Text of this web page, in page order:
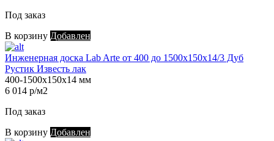
Под заказ
В корзину Добавлен
Инженерная доска Lab Arte от 400 до 1500х150х14/3 Дуб
Рустик Известь лак
400-1500х150х14 мм
6 014 р/м2
Под заказ
В корзину Добавлен